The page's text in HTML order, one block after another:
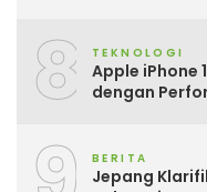
8 TEKNOLOGI
Apple iPhone
dengan
BERITA
Jepang